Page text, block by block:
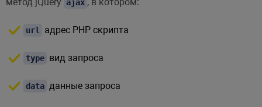
ajax
url адрес PHP скрипта
type вид запроса
data данные запроса